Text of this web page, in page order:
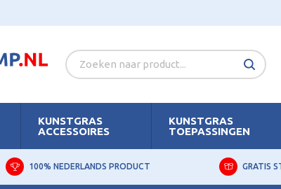
KUNSTGRAS
ACCESSOIRES
KUNSTGRAS
TOEPASSINGEN
100% NEDERLANDS PRODUCT GRATIS